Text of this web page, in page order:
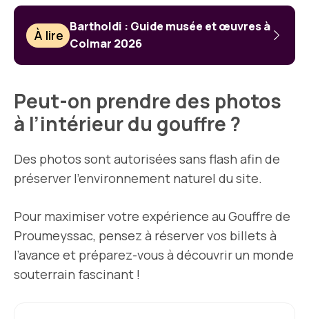
À lire
Bartholdi : Guide musée et œuvres à
Colmar 2026
Peut-on prendre des photos
à l’intérieur du gouffre ?
Des photos sont autorisées sans flash afin de
préserver l’environnement naturel du site.
Pour maximiser votre expérience au Gouffre de
Proumeyssac, pensez à réserver vos billets à
l’avance et préparez-vous à découvrir un monde
souterrain fascinant !